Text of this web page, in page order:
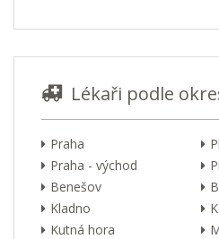
Lékaři podle
Praha
Praha - východ
Benešov
Kladno
Kutná hora